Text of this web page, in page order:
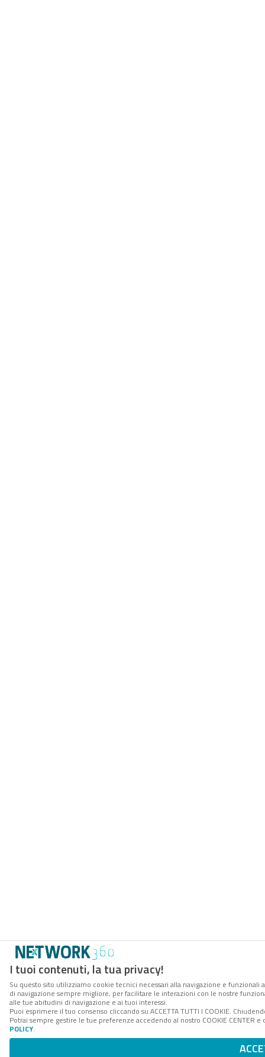
I tuoi contenuti, la tua privacy!
Su questo sito utilizziamo cookie tecnici necessari alla navigazione e
di navigazione sempre migliore, per facilitare le interazioni con le nostre
alle tue abitudini di navigazione e ai tuoi interessi.
Puoi esprimere il tuo consenso cliccando su ACCETTA TUTTI I COOKIE.
Potrai sempre gestire le tue preferenze accedendo al nostro COOKIE
POLICY.